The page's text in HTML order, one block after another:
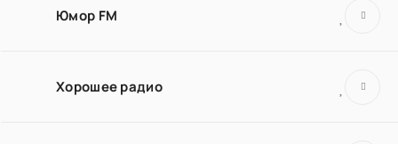
Юмор FM
Хорошее радио